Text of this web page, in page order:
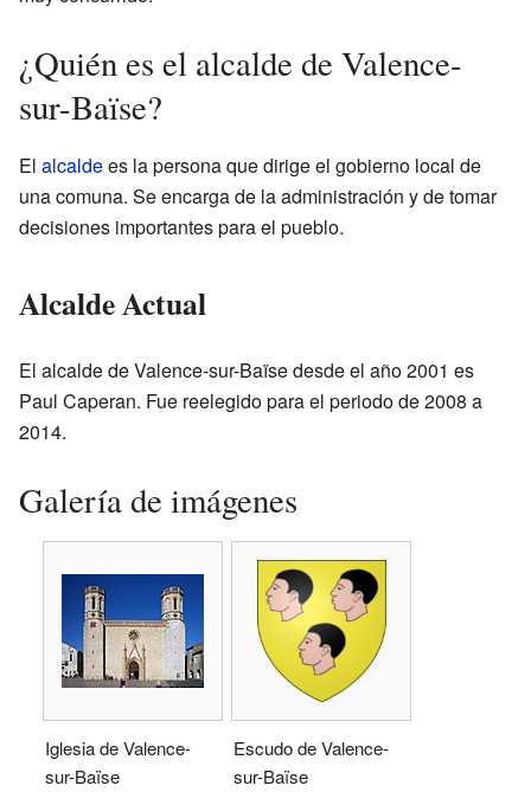
¿Quién es el alcalde de Valence-
sur-Baïse?
El alcaldees la persona que dirige el gobierno local de
una comuna. Se encarga de la administración y de tomar
decisiones importantes para el pueblo.
Alcalde Actual
El alcalde de Valence-sur-Baïse desde el año 2001 es
Paul Caperan. Fue reelegido para el periodo de 2008 a
2014.
Galería de imágenes
Iglesia de Valence-
sur-Baïse
Escudo de Valence-
sur-Baïse